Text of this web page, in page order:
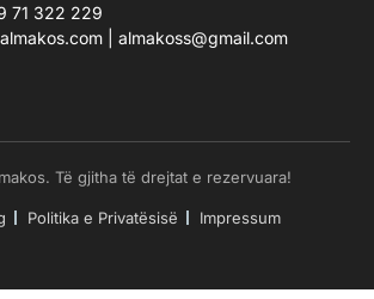
71 322 229
almakoss@gmail.com
Të gjitha të drejtat e rezervuara!
Politika e Privatësisë Impressum